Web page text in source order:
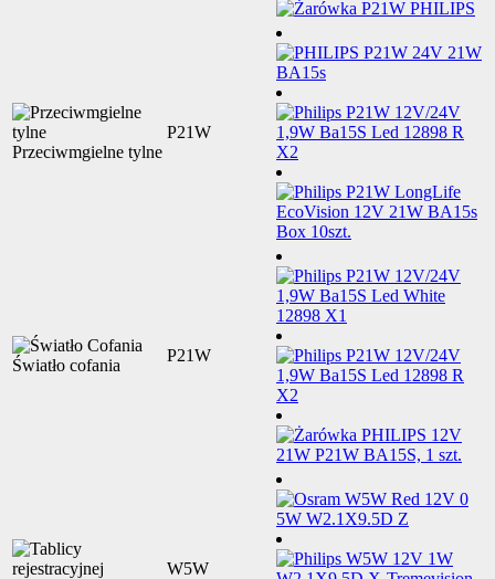
Przeciwmgielne tylne
P21W
Światło cofania
P21W
W5W